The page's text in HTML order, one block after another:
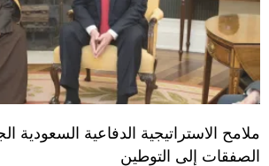
ملامح الاستراتيجية الدفاعية السعودية
الصفقات إلى التوطين